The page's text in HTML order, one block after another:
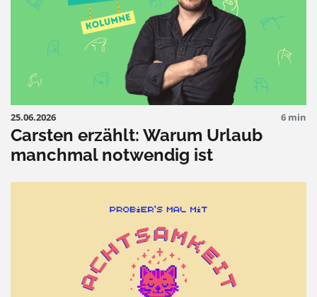
25.06.2026 6 min
Carsten erzählt: Warum Urlaub
manchmal notwendig ist